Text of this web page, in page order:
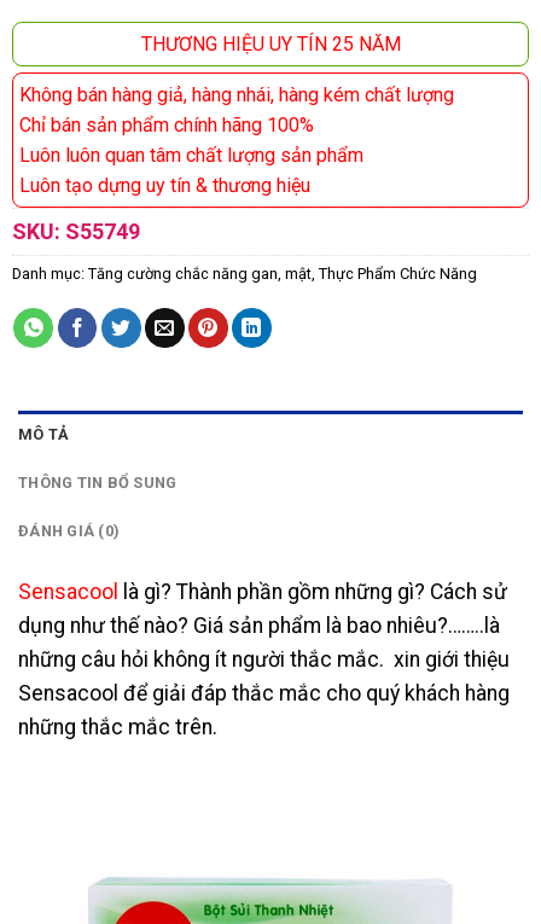
THƯƠNG HIỆU UY TÍN 25 NĂM
Không bán hàng giả, hàng nhái, hàng kém chất lượng
Chỉ bán sản phẩm chính hãng 100%
Luôn luôn quan tâm chất lượng sản phẩm
Luôn tạo dựng uy tín & thương hiệu
SKU: S55749
Danh mục: Tăng cường chắc năng gan, mật, Thực Phẩm Chức Năng
MÔ TẢ
THÔNG TIN BỔ SUNG
ĐÁNH GIÁ (0)
Sensacool
là gì? Thành phần gồm những gì? Cách sử
dụng như thế nào? Giá sản phẩm là bao nhiêu?……..là
những câu hỏi không ít người thắc mắc. xin giới thiệu
Sensacool để giải đáp thắc mắc cho quý khách hàng
những thắc mắc trên.